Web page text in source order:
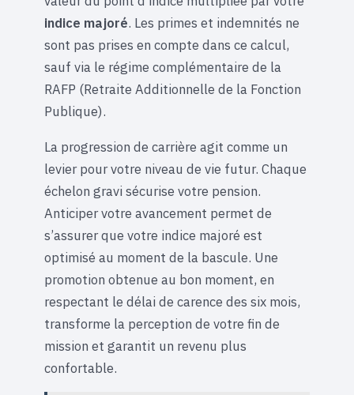
indice majoré. Les primes et indemnités ne
sont pas prises en compte dans ce calcul,
sauf via le régime complémentaire de la
RAFP (Retraite Additionnelle de la Fonction
Publique).
La progression de carrière agit comme un
levier pour votre niveau de vie futur. Chaque
échelon gravi sécurise votre pension.
Anticiper votre avancement permet de
s’assurer que votre indice majoré est
optimisé au moment de la bascule. Une
promotion obtenue au bon moment, en
respectant le délai de carence des six mois,
transforme la perception de votre fin de
mission et garantit un revenu plus
confortable.